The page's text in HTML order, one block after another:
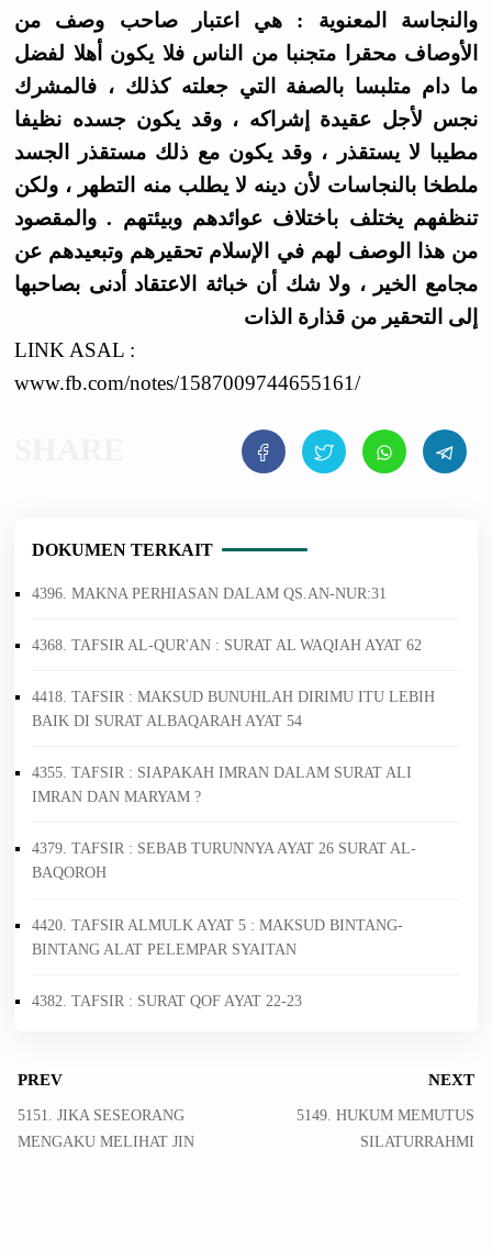
والنجاسة المعنوية : هي اعتبار صاحب وصف من
الأوصاف محقرا متجنبا من الناس فلا يكون أهلا لفضل
ما دام متلبسا بالصفة التي جعلته كذلك ، فالمشرك
نجس لأجل عقيدة إشراكه ، وقد يكون جسده نظيفا
مطيبا لا يستقذر ، وقد يكون مع ذلك مستقذر الجسد
ملطخا بالنجاسات لأن دينه لا يطلب منه التطهر ، ولكن
تنظفهم يختلف باختلاف عوائدهم وبيئتهم . والمقصود
من هذا الوصف لهم في الإسلام تحقيرهم وتبعيدهم عن
مجامع الخير ، ولا شك أن خباثة الاعتقاد أدنى بصاحبها
إلى التحقير من قذارة الذات
LINK ASAL :
www.fb.com/notes/1587009744655161/
DOKUMEN TERKAIT
4396. MAKNA PERHIASAN DALAM QS.AN-NUR:31
4368. TAFSIR AL-QUR'AN : SURAT AL WAQIAH AYAT 62
4418. TAFSIR : MAKSUD BUNUHLAH DIRIMU ITU LEBIH
BAIK DI SURAT ALBAQARAH AYAT 54
4355. TAFSIR : SIAPAKAH IMRAN DALAM SURAT ALI
IMRAN DAN MARYAM ?
4379. TAFSIR : SEBAB TURUNNYA AYAT 26 SURAT AL-
BAQOROH
4420. TAFSIR ALMULK AYAT 5 : MAKSUD BINTANG-
BINTANG ALAT PELEMPAR SYAITAN
4382. TAFSIR : SURAT QOF AYAT 22-23
PREV
5151. JIKA SESEORANG
MENGAKU MELIHAT JIN
NEXT
5149. HUKUM MEMUTUS
SILATURRAHMI